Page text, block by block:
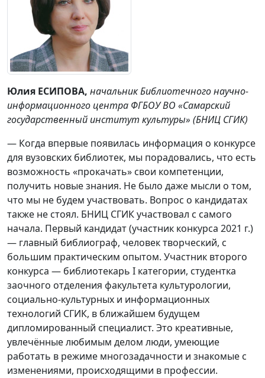
Юлия ЕСИПОВА, начальник Библиотечного научно-
информационного центра ФГБОУ ВО «Самарский
государственный институт культуры» (БНИЦ СГИК)
— Когда впервые появилась информация о конкурсе
для вузовских библиотек, мы порадовались, что есть
возможность «прокачать» свои компетенции,
получить новые знания. Не было даже мысли о том,
что мы не будем участвовать. Вопрос о кандидатах
также не стоял. БНИЦ СГИК участвовал с самого
начала. Первый кандидат (участник конкурса 2021 г.)
— главный библиограф, человек творческий, с
большим практическим опытом. Участник второго
конкурса — библиотекарь I категории, студентка
заочного отделения факультета культурологии,
социально-культурных и информационных
технологий СГИК, в ближайшем будущем
дипломированный специалист. Это креативные,
увлечённые любимым делом люди, умеющие
работать в режиме многозадачности и знакомые с
изменениями, происходящими в профессии.